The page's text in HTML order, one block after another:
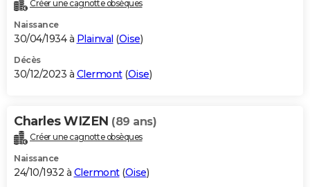
Destinations
City break
Voyage nature
Voyage de noces
Forum
Climat
+PHOTO
GUIDES D'ACHAT
BONS PLANS
Carte de Noël
Carte Bonne année
Carte Saint-Valentin
Carte Pâques
Carte d'anniversaire
DICTIONNAIRE
Dictionnaire
Biographies
Citations
Expressions
Proverbes
PROGRAMME TV
Créer une cagnotte obsèques
Naissance
30/04/1934 à Plainval (Oise)
Décès
30/12/2023 à Clermont(Oise)
Charles WIZEN (89 ans)
Créer une cagnotte obsèques
Naissance
24/10/1932 à Clermont(Oise)